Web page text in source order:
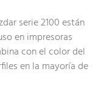
serie 2100 están
en impresoras
con el color del
en la mayoría de